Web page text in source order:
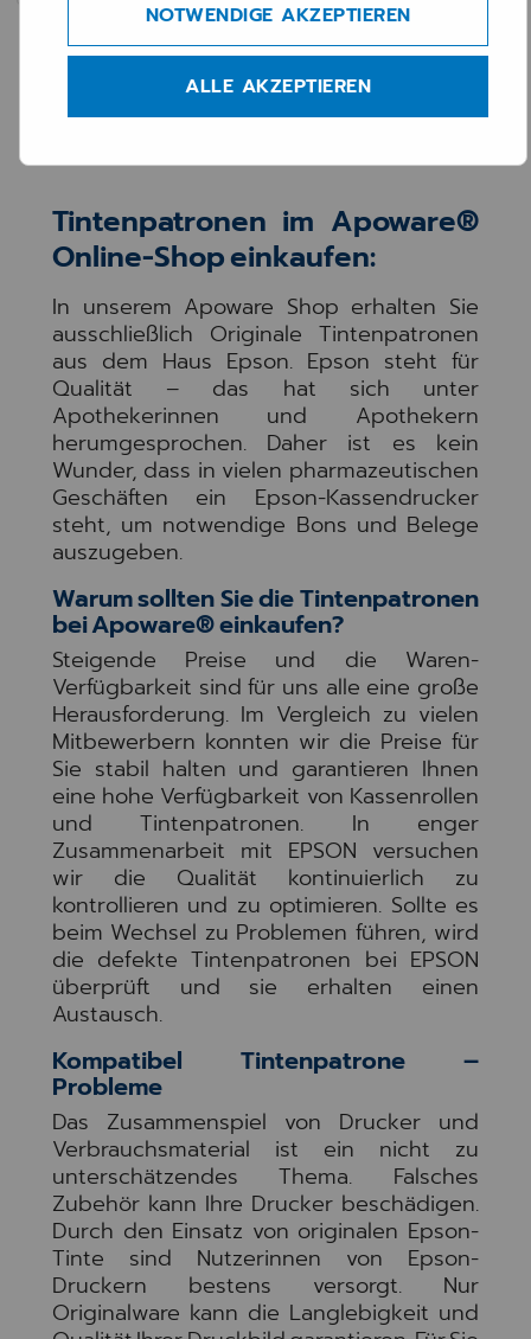
Tintenpatronen
Tintenpatronen
Tintenpatronen
Vorherige
Zurück
1 2 Nächste Seite
Tintenpatronen im Apoware®
Online-Shop einkaufen:
In unserem Apoware Shop erhalten Sie
ausschließlich Originale Tintenpatronen
aus dem Haus Epson. Epson steht für
Qualität – das hat sich unter
Apothekerinnen und Apothekern
herumgesprochen. Daher ist es kein
Wunder, dass in vielen pharmazeutischen
Geschäften ein Epson-Kassendrucker
steht, um notwendige Bons und Belege
auszugeben.
Warum sollten Sie die Tintenpatronen
bei Apoware® einkaufen?
Steigende Preise und die Waren-
Verfügbarkeit sind für uns alle eine große
Herausforderung. Im Vergleich zu vielen
Mitbewerbern konnten wir die Preise für
Sie stabil halten und garantieren Ihnen
eine hohe Verfügbarkeit von Kassenrollen
und Tintenpatronen. In enger
Zusammenarbeit mit EPSON versuchen
wir die Qualität kontinuierlich zu
kontrollieren und zu optimieren. Sollte es
beim Wechsel zu Problemen führen, wird
die defekte Tintenpatronen bei EPSON
überprüft und sie erhalten einen
Austausch.
Kompatibel Tintenpatrone –
Probleme
Das Zusammenspiel von Drucker und
Verbrauchsmaterial ist ein nicht zu
unterschätzendes Thema. Falsches
Zubehör kann Ihre Drucker beschädigen.
Durch den Einsatz von originalen Epson-
Tinte sind Nutzerinnen von Epson-
Druckern bestens versorgt. Nur
Originalware kann die Langlebigkeit und
NOTWENDIGE AKZEPTIEREN
ALLE AKZEPTIEREN